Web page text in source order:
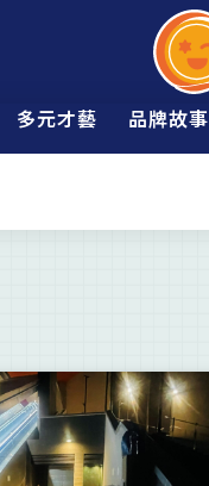
多元才藝 品牌故事